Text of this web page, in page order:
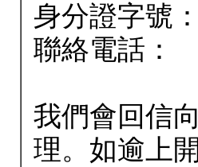
身分證字號：
聯絡電話：
我們會回信
理。如逾上